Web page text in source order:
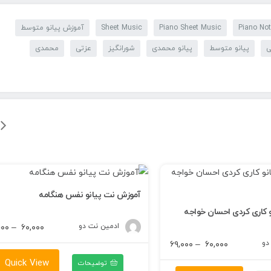
Piano
Piano Sheet Music
Sheet Music آموزش پیانو متوسط
پیانو متوسط پیانو محمدی شورانگیز عزتی محمدی
کاری کردی احسان خواجه
۶۰,۰۰۰ – ۶۹,۰۰۰
محدوده
قیمت:
آموزش نت پیانو نفس هنگامه
ادمین نت دو ۶۰,۰۰۰ –
توضیحات Quick View